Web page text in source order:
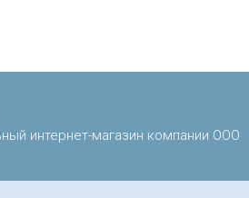
интернет-магазин компании ООО